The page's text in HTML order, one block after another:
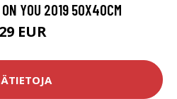
YOU 2019 50X40CM
EUR